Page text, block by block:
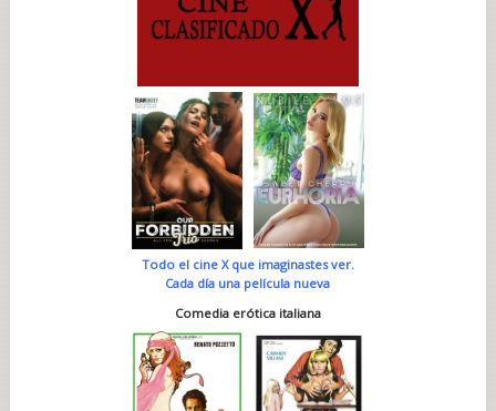
Todo el cine X que imaginastes ver.
Cada día una película nueva
Comedia erótica italiana